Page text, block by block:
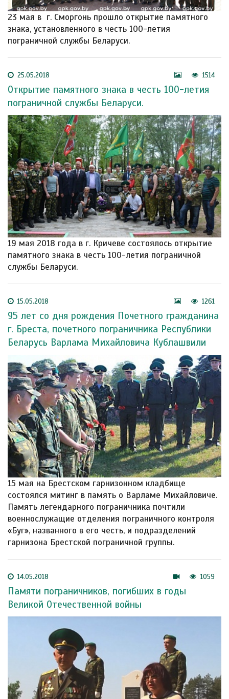
23 мая в г. Сморгонь прошло открытие памятного
знака, установленного в честь 100-летия
пограничной службы Беларуси.
25.05.2018 1514
Открытие памятного знака в честь 100-летия
пограничной службы Беларуси.
19 мая 2018 года в г. Кричеве состоялось открытие
памятного знака в честь 100-летия пограничной
службы Беларуси.
15.05.2018 1261
95 лет со дня рождения Почетного гражданина
г. Бреста, почетного пограничника Республики
Беларусь Варлама Михайловича Кублашвили
15 мая на Брестском гарнизонном кладбище
состоялся митинг в память о Варламе Михайловиче.
Память легендарного пограничника почтили
военнослужащие отделения пограничного контроля
«Буг», названного в его честь, и подразделений
гарнизона Брестской пограничной группы.
14.05.2018 1059
Памяти пограничников, погибших в годы
Великой Отечественной войны